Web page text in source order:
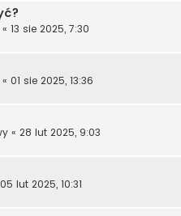
« 13 sie 2025, 7:30
« 01 sie 2025, 13:36
« 28 lut 2025, 9:03
05 lut 2025, 10:31